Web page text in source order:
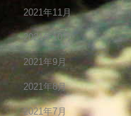
2021年11月
2021年10月
2021年9月
2021年8月
2021年7月